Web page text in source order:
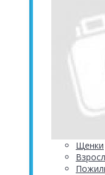
Щенки